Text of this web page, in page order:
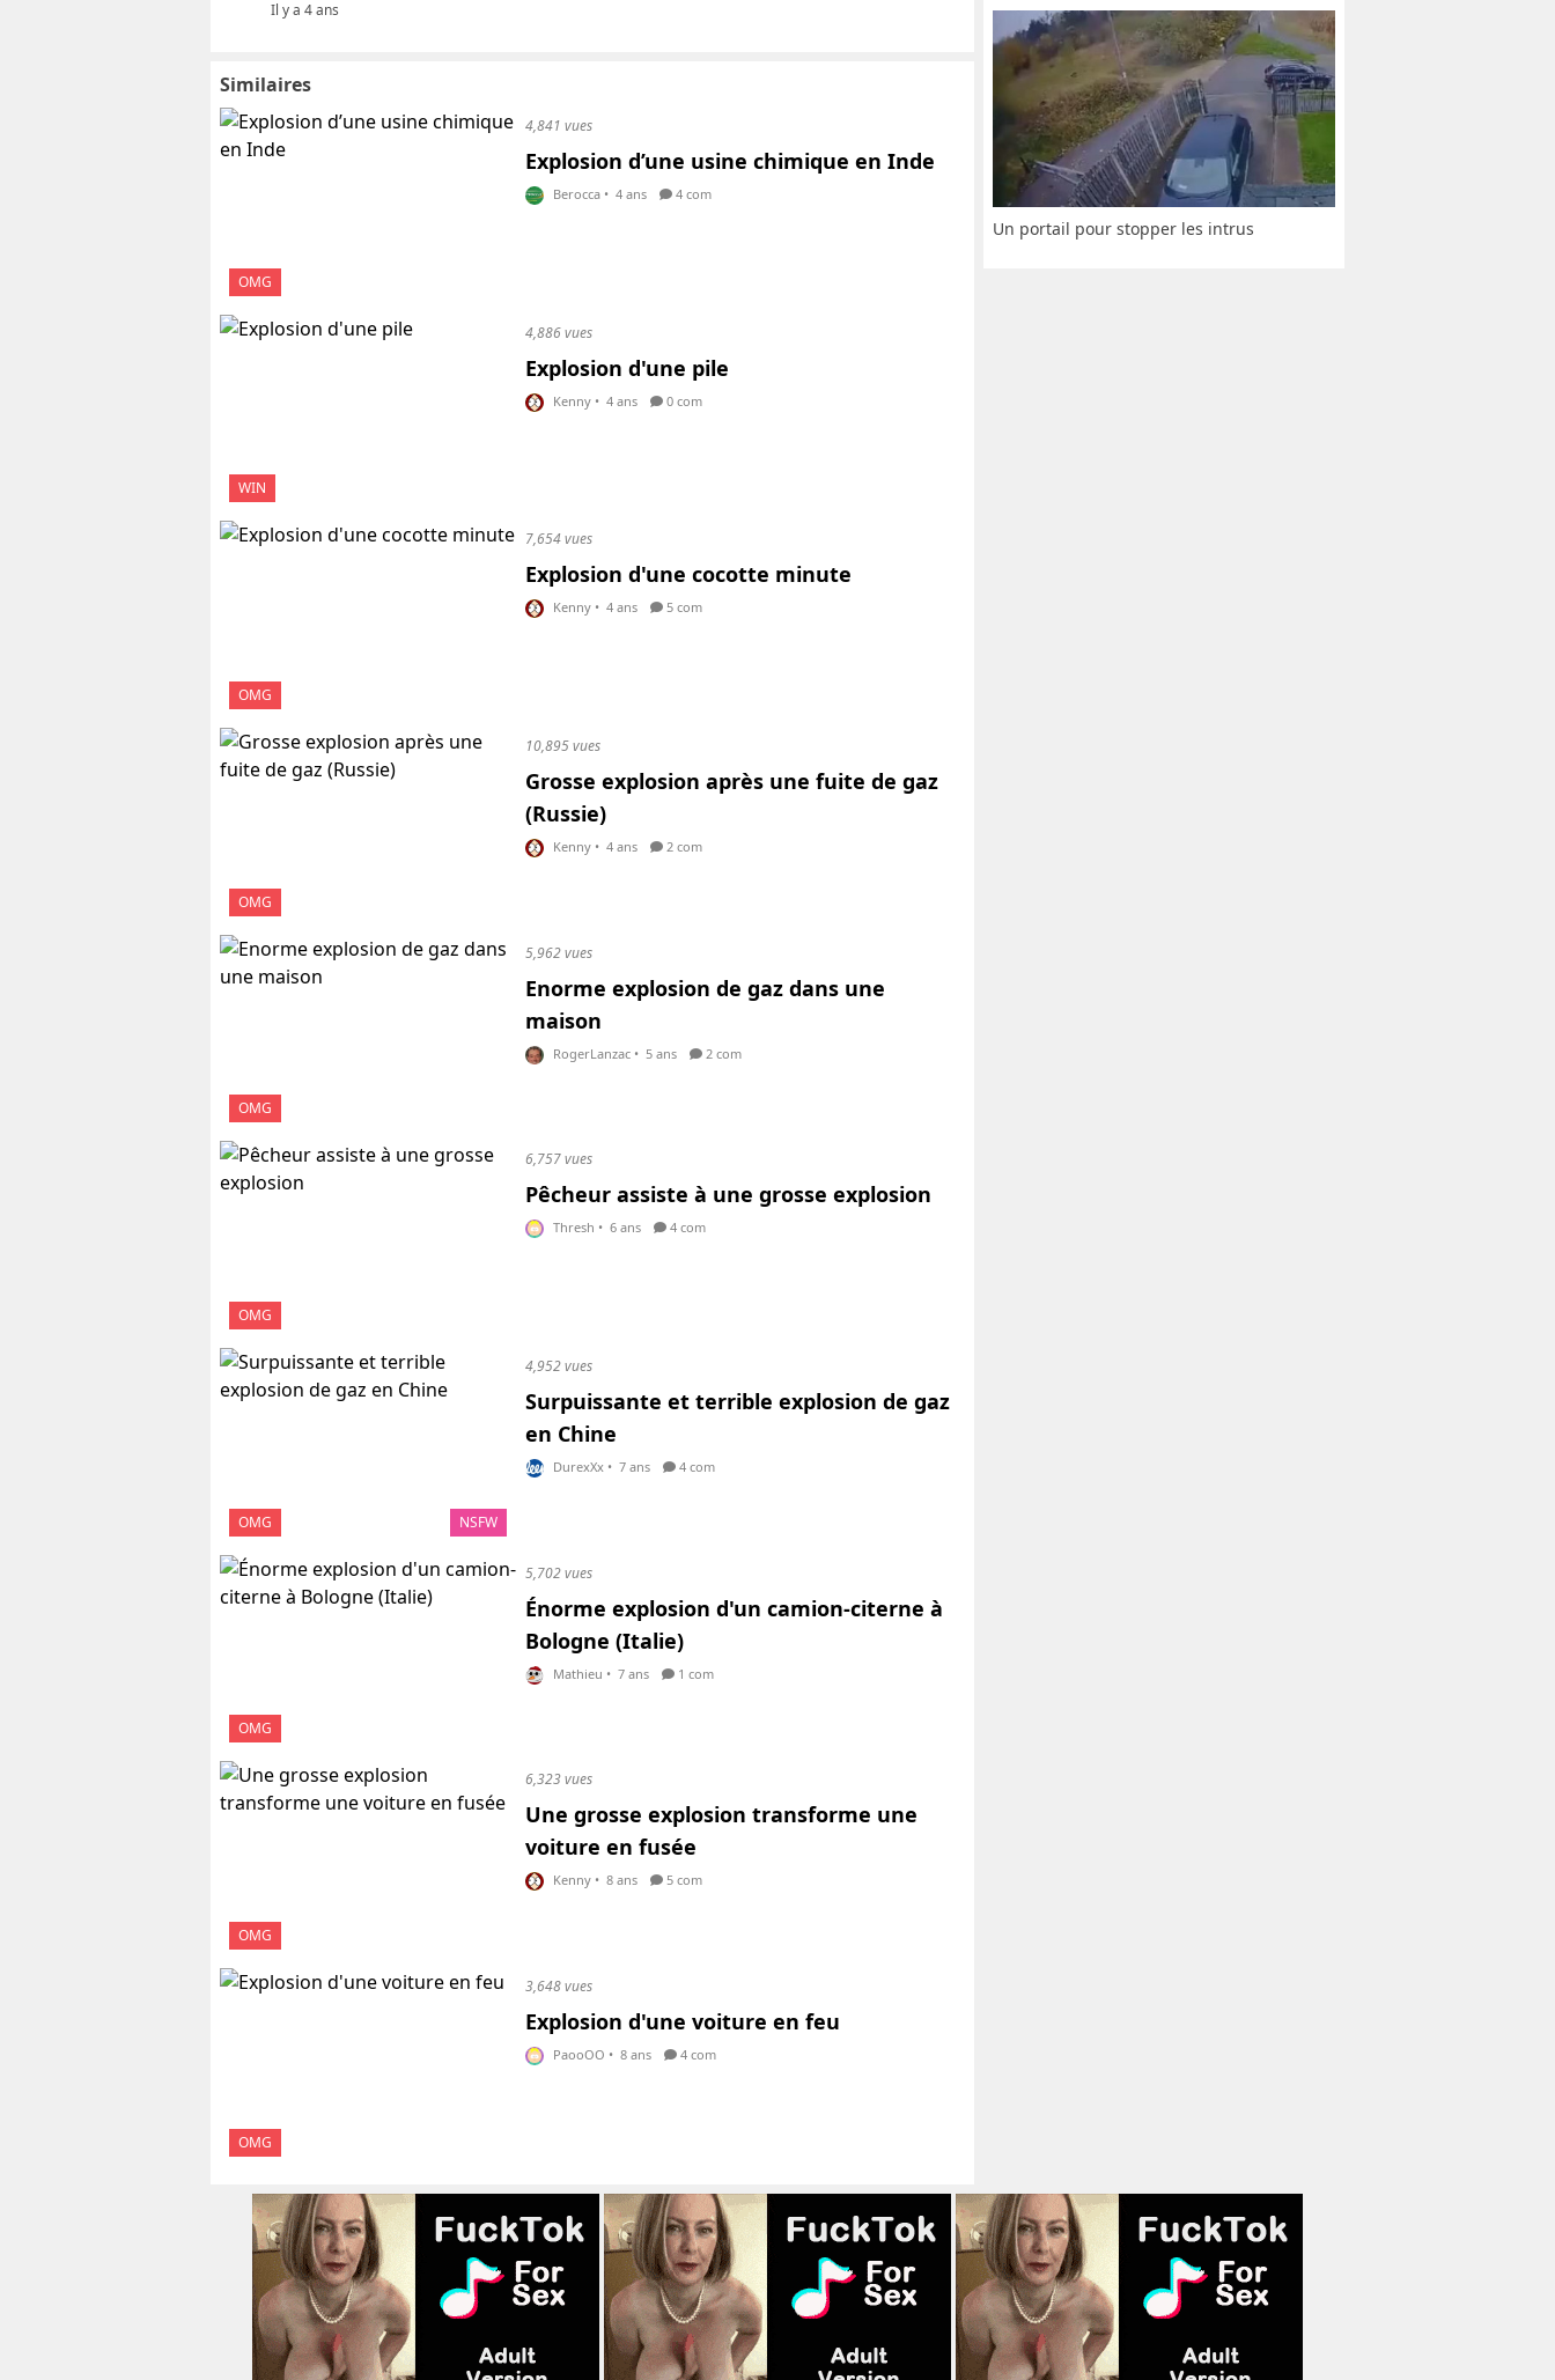
Il y a 4 ans
Similaires
OMG
4,841 vues
Explosion d’une usine chimique en Inde
Berocca • 4 ans 4 com
WIN
4,886 vues
Explosion d'une pile
Kenny • 4 ans 0 com
OMG
7,654 vues
Explosion d'une cocotte minute
Kenny • 4 ans 5 com
OMG
10,895 vues
Grosse explosion après une fuite de gaz
(Russie)
Kenny • 4 ans 2 com
OMG
5,962 vues
Enorme explosion de gaz dans une
maison
RogerLanzac • 5 ans 2 com
OMG
6,757 vues
Pêcheur assiste à une grosse explosion
Thresh • 6 ans 4 com
OMG NSFW
4,952 vues
Surpuissante et terrible explosion de gaz
en Chine
DurexXx • 7 ans 4 com
OMG
5,702 vues
Énorme explosion d'un camion-citerne à
Bologne (Italie)
Mathieu • 7 ans 1 com
OMG
6,323 vues
Une grosse explosion transforme une
voiture en fusée
Kenny • 8 ans 5 com
OMG
3,648 vues
Explosion d'une voiture en feu
PaooOO • 8 ans 4 com
Un portail pour stopper les intrus